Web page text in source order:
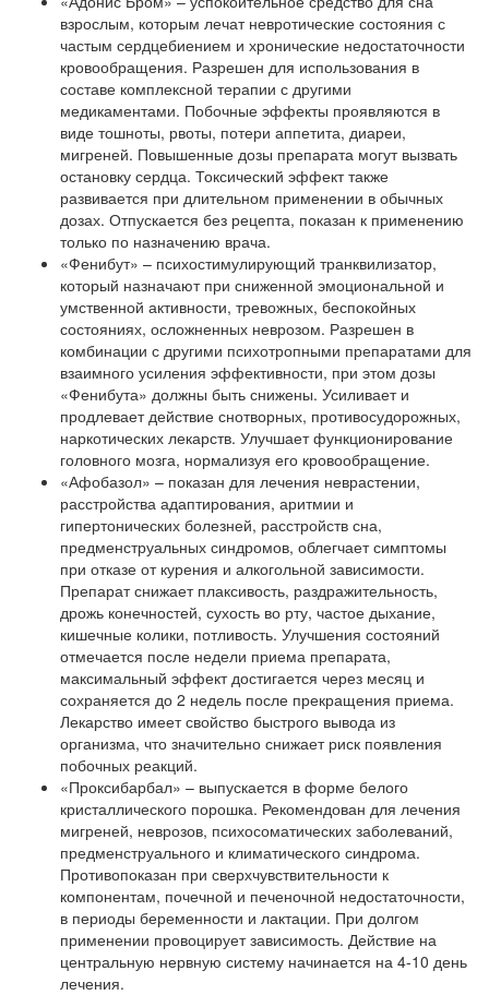
взрослым, которым лечат невротические состояния с
частым сердцебиением и хронические недостаточности
кровообращения. Разрешен для использования в
составе комплексной терапии с другими
медикаментами. Побочные эффекты проявляются в
виде тошноты, рвоты, потери аппетита, диареи,
мигреней. Повышенные дозы препарата могут вызвать
остановку сердца. Токсический эффект также
развивается при длительном применении в обычных
дозах. Отпускается без рецепта, показан к применению
только по назначению врача.
«Фенибут» – психостимулирующий транквилизатор,
который назначают при сниженной эмоциональной и
умственной активности, тревожных, беспокойных
состояниях, осложненных неврозом. Разрешен в
комбинации с другими психотропными препаратами для
взаимного усиления эффективности, при этом дозы
«Фенибута» должны быть снижены. Усиливает и
продлевает действие снотворных, противосудорожных,
наркотических лекарств. Улучшает функционирование
головного мозга, нормализуя его кровообращение.
«Афобазол» – показан для лечения неврастении,
расстройства адаптирования, аритмии и
гипертонических болезней, расстройств сна,
предменструальных синдромов, облегчает симптомы
при отказе от курения и алкогольной зависимости.
Препарат снижает плаксивость, раздражительность,
дрожь конечностей, сухость во рту, частое дыхание,
кишечные колики, потливость. Улучшения состояний
отмечается после недели приема препарата,
максимальный эффект достигается через месяц и
сохраняется до 2 недель после прекращения приема.
Лекарство имеет свойство быстрого вывода из
организма, что значительно снижает риск появления
побочных реакций.
«Проксибарбал» – выпускается в форме белого
кристаллического порошка. Рекомендован для лечения
мигреней, неврозов, психосоматических заболеваний,
предменструального и климатического синдрома.
Противопоказан при сверхчувствительности к
компонентам, почечной и печеночной недостаточности,
в периоды беременности и лактации. При долгом
применении провоцирует зависимость. Действие на
центральную нервную систему начинается на 4-10 день
лечения.